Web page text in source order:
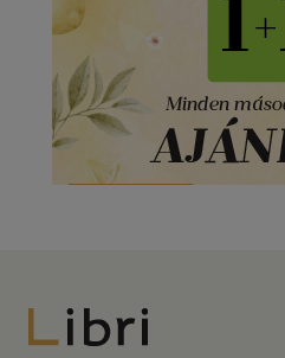
Libri